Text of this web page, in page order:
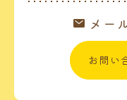
メー
お問い